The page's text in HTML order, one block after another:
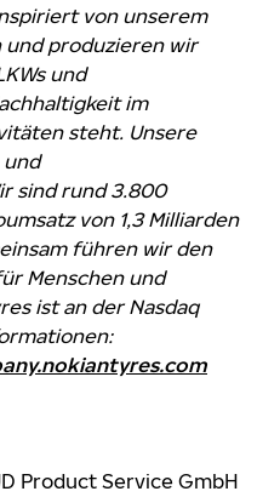
von unserem
produzieren wir
und
im
steht. Unsere
sind rund 3.800
von 1,3 Milliarden
führen wir den
Menschen und
ist an der Nasdaq
Product Service GmbH